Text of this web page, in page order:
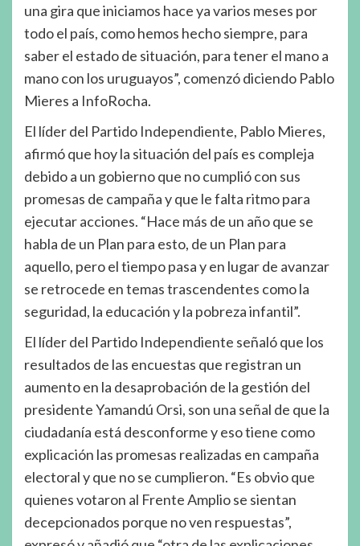
una gira que iniciamos hace ya varios meses por
todo el país, como hemos hecho siempre, para
saber el estado de situación, para tener el mano a
mano con los uruguayos”, comenzó diciendo Pablo
Mieres a InfoRocha.
El líder del Partido Independiente, Pablo Mieres,
afirmó que hoy la situación del país es compleja
debido a un gobierno que no cumplió con sus
promesas de campaña y que le falta ritmo para
ejecutar acciones. “Hace más de un año que se
habla de un Plan para esto, de un Plan para
aquello, pero el tiempo pasa y en lugar de avanzar
se retrocede en temas trascendentes como la
seguridad, la educación y la pobreza infantil”.
El líder del Partido Independiente señaló que los
resultados de las encuestas que registran un
aumento en la desaprobación de la gestión del
presidente Yamandú Orsi, son una señal de que la
ciudadanía está desconforme y eso tiene como
explicación las promesas realizadas en campaña
electoral y que no se cumplieron. “Es obvio que
quienes votaron al Frente Amplio se sientan
decepcionados porque no ven respuestas”,